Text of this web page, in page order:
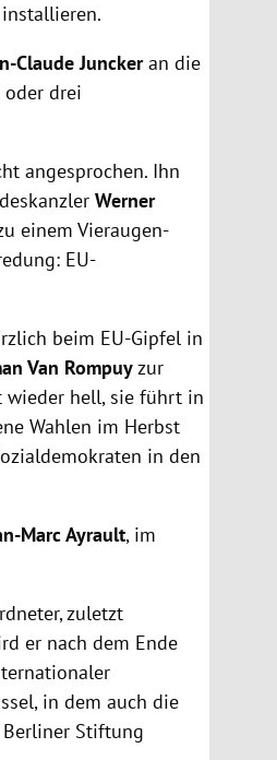
Claude Junckeran die
oder drei
angesprochen. Ihn
Werner
einem Vieraugen-
EU-
beim EU-Gipfel in
Van Rompuyzur
wieder hell, sie führt in
Wahlen im Herbst
in den
Marc Ayrault, im
zuletzt
er nach dem Ende
, in dem auch die
Stiftung